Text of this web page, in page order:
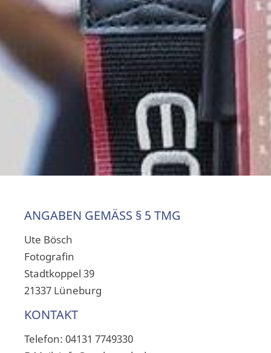
ANGABEN GEMÄSS § 5 TMG
Ute Bösch
Fotografin
Stadtkoppel 39
21337 Lüneburg
KONTAKT
Telefon: 04131 7749330